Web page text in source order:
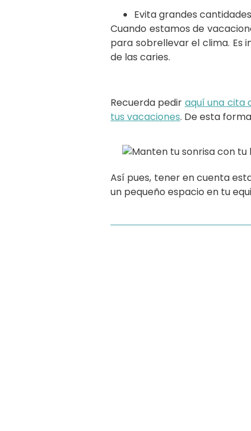
Evita grandes
Cuando estamos de
para sobrellevar el clima. Es
de las caries.
Recuerda pedir aquí una cita
tus vacaciones. De esta
Así pues, tener en cuenta
un pequeño espacio en tu